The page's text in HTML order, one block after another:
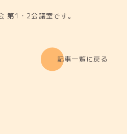
第1・2会議室です。
記事一覧に戻る